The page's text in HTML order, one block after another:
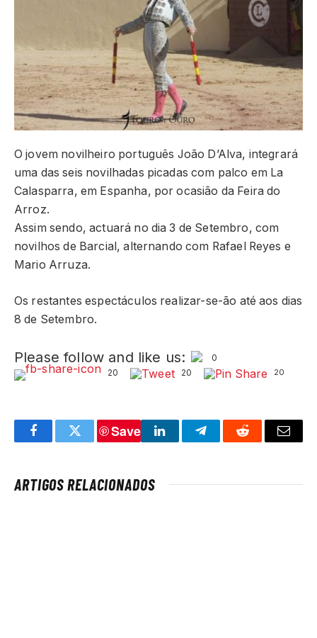
O jovem novilheiro português João D’Alva, integrará
uma das seis novilhadas picadas com palco em La
Calasparra, em Espanha, por ocasião da Feira do
Arroz.
Assim sendo, actuará no dia 3 de Setembro, com
novilhos de Barcial, alternando com Rafael Reyes e
Mario Arruza.
Os restantes espectáculos realizar-se-ão até aos dias
8 de Setembro.
Please follow and like us:
0
20
20 20
FacebookTwitter
Save
LinkedInTelegramReddit Email
ARTIGOS RELACIONADOS